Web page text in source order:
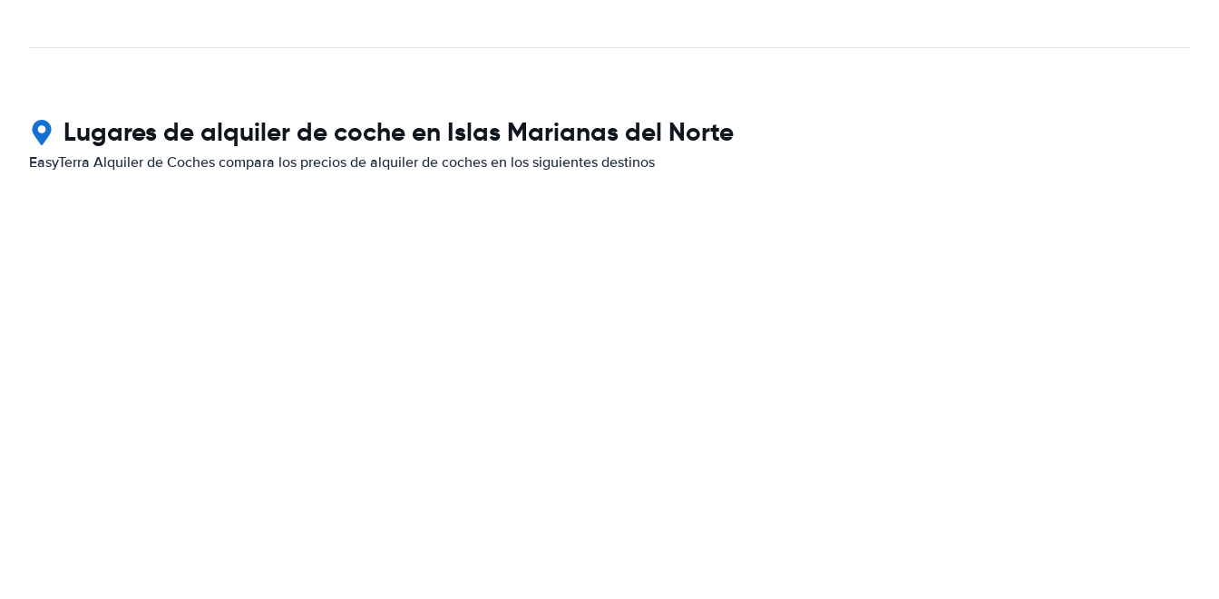
Lugares de alquiler de coche en Islas Marianas del Norte
EasyTerra Alquiler de Coches compara los precios de alquiler de coches en los siguientes destinos